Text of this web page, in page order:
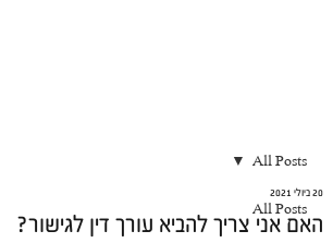
All Posts
All Posts
האם אני צריך להביא עורך דין לגישור?
20 ביולי 2021